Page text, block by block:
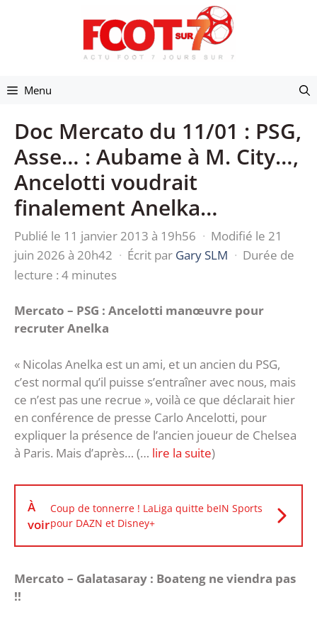
Menu
Doc Mercato du 11/01 : PSG,
Asse… : Aubame à M. City…,
Ancelotti voudrait
finalement Anelka…
Publié le 11 janvier 2013 à 19h56 · Modifié le 21
juin 2026 à 20h42 · Écrit par Gary SLM · Durée de
lecture : 4 minutes
Mercato – PSG : Ancelotti manœuvre pour
recruter Anelka
« Nicolas Anelka est un ami, et un ancien du PSG,
c’est normal qu’il puisse s’entraîner avec nous, mais
ce n’est pas une recrue », voilà ce que déclarait hier
en conférence de presse Carlo Ancelotti, pour
expliquer la présence de l’ancien joueur de Chelsea
à Paris. Mais d’après… (… lire la suite)
À
voir
Coup de tonnerre ! LaLiga quitte beIN Sports
pour DAZN et Disney+
Mercato – Galatasaray : Boateng ne viendra pas
!!